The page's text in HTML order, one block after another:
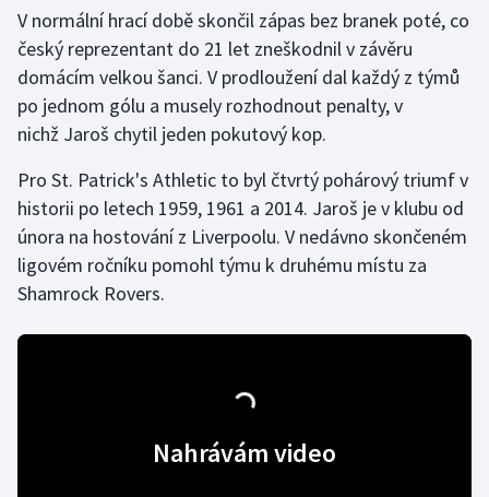
Florbal
Golf
Gymnastika
Házená
Jezdectví
V normální hrací době skončil zápas bez branek poté, co
český reprezentant do 21 let zneškodnil v závěru
domácím velkou šanci. V prodloužení dal každý z týmů
po jednom gólu a musely rozhodnout penalty, v
nichž Jaroš chytil jeden pokutový kop.
Pro St. Patrick's Athletic to byl čtvrtý pohárový triumf v
historii po letech 1959, 1961 a 2014. Jaroš je v klubu od
února na hostování z Liverpoolu. V nedávno skončeném
ligovém ročníku pomohl týmu k druhému místu za
Shamrock Rovers.
Nahrávám video